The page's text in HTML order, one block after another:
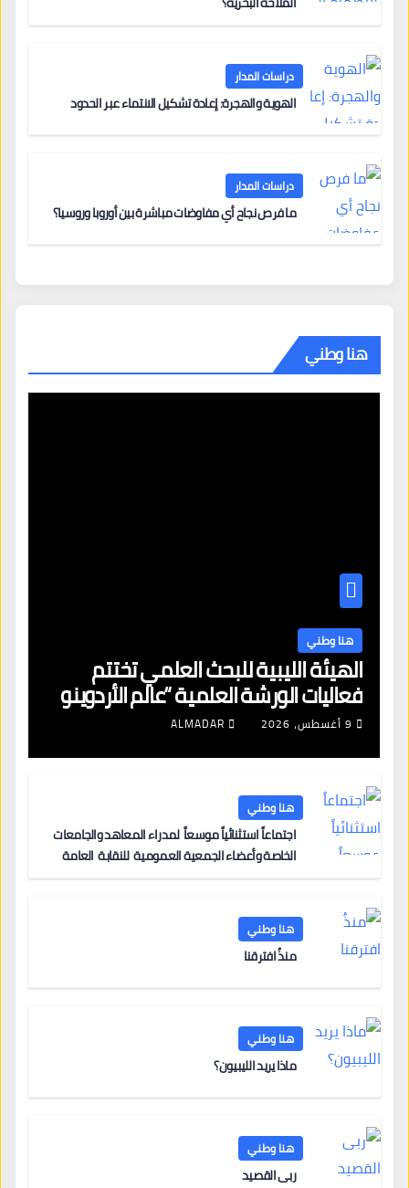
دراسات المدار
الهوية والهجرة: إعادة تشكيل الانتماء عبر الحدود
دراسات المدار
ما فرص نجاح أي مفاوضات مباشرة بين أوروبا وروسيا؟
هنا وطني
هنا وطني
الهيئة الليبية للبحث العلمي تختتم
فعاليات الورشة العلمية “عالم الأردوينو
للمهندسين الصغار”
9 أغسطس، 2026 ALMADAR
هنا وطني
اجتماعاً استثنائياً موسعاً لمدراء المعاهد والجامعات
الخاصة وأعضاء الجمعية العمومية للنقابة العامة
هنا وطني
منذُ افترقنا
هنا وطني
ماذا يريد الليبيون؟
هنا وطني
ربى القصيد